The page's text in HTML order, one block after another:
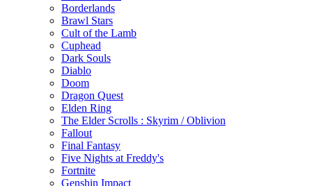
Borderlands
Brawl Stars
Cult of the Lamb
Cuphead
Dark Souls
Diablo
Doom
Dragon Quest
Elden Ring
The Elder Scrolls : Skyrim / Oblivion
Fallout
Final Fantasy
Five Nights at Freddy's
Fortnite
Genshin Impact